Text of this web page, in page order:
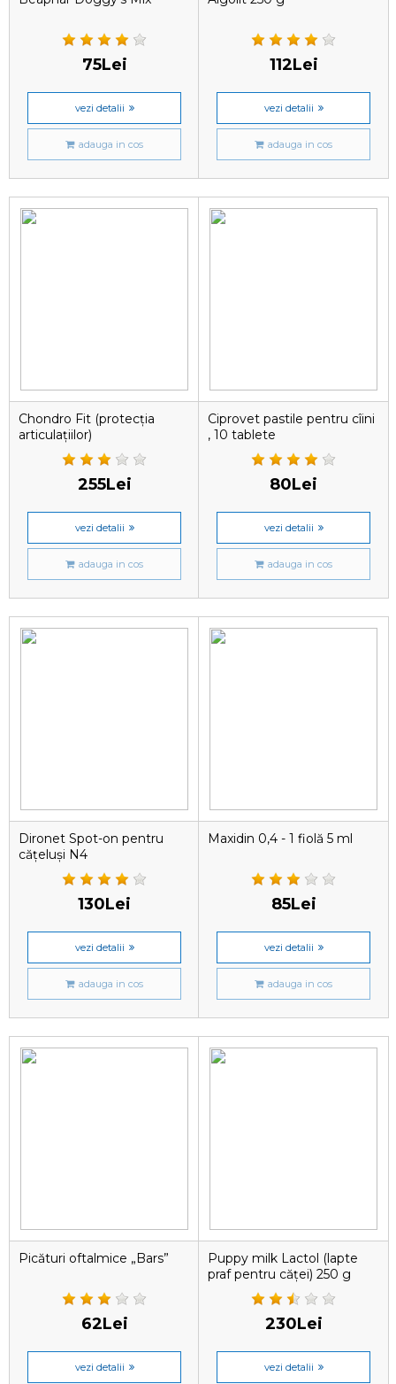
75Lei
vezi detalii
adauga in cos
112Lei
vezi detalii
adauga in cos
Chondro Fit (protecția
articulațiilor)
255Lei
vezi detalii
adauga in cos
Ciprovet pastile pentru cîini
, 10 tablete
80Lei
vezi detalii
adauga in cos
Dironet Spot-on pentru
cățeluși N4
130Lei
vezi detalii
adauga in cos
Maxidin 0,4 - 1 fiolă 5 ml
85Lei
vezi detalii
adauga in cos
Picături oftalmice „Bars”
62Lei
vezi detalii
Puppy milk Lactol (lapte
praf pentru căței) 250 g
230Lei
vezi detalii